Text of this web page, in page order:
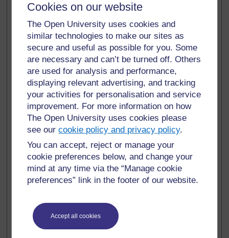
Cookies on our website
The Open University uses cookies and
similar technologies to make our sites as
secure and useful as possible for you. Some
are necessary and can’t be turned off. Others
are used for analysis and performance,
displaying relevant advertising, and tracking
your activities for personalisation and service
improvement. For more information on how
The Open University uses cookies please
see ourcookie policy and privacy policy.
You can accept, reject or manage your
cookie preferences below, and change your
mind at any time via the “Manage cookie
preferences” link in the footer of our website.
Accept all cookies
Comment le savez-vous ?
Est-ce que l'histoire a transmis son message de
manière claire ?
Comment le savez-vous ?